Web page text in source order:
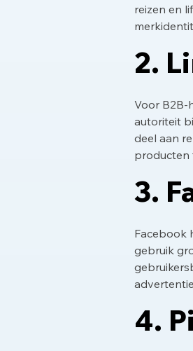
reizen en
2.
Voor B2B-
autoriteit
deel aan
producten
3.
Facebook
gebruik
4.